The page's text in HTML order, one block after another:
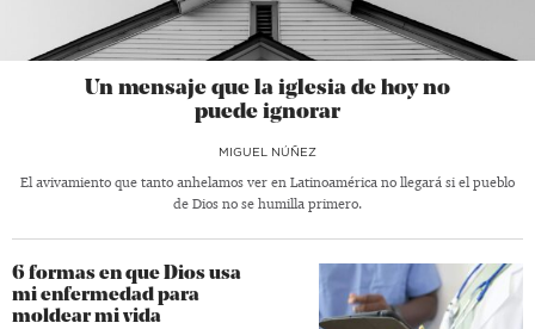
Un mensaje que la iglesia de hoy no
puede ignorar
MIGUEL NÚÑEZ
El avivamiento que tanto anhelamos ver en Latinoamérica no llegará si el pueblo
de Dios no se humilla primero.
6 formas en que Dios usa
mi enfermedad para
moldear mi vida